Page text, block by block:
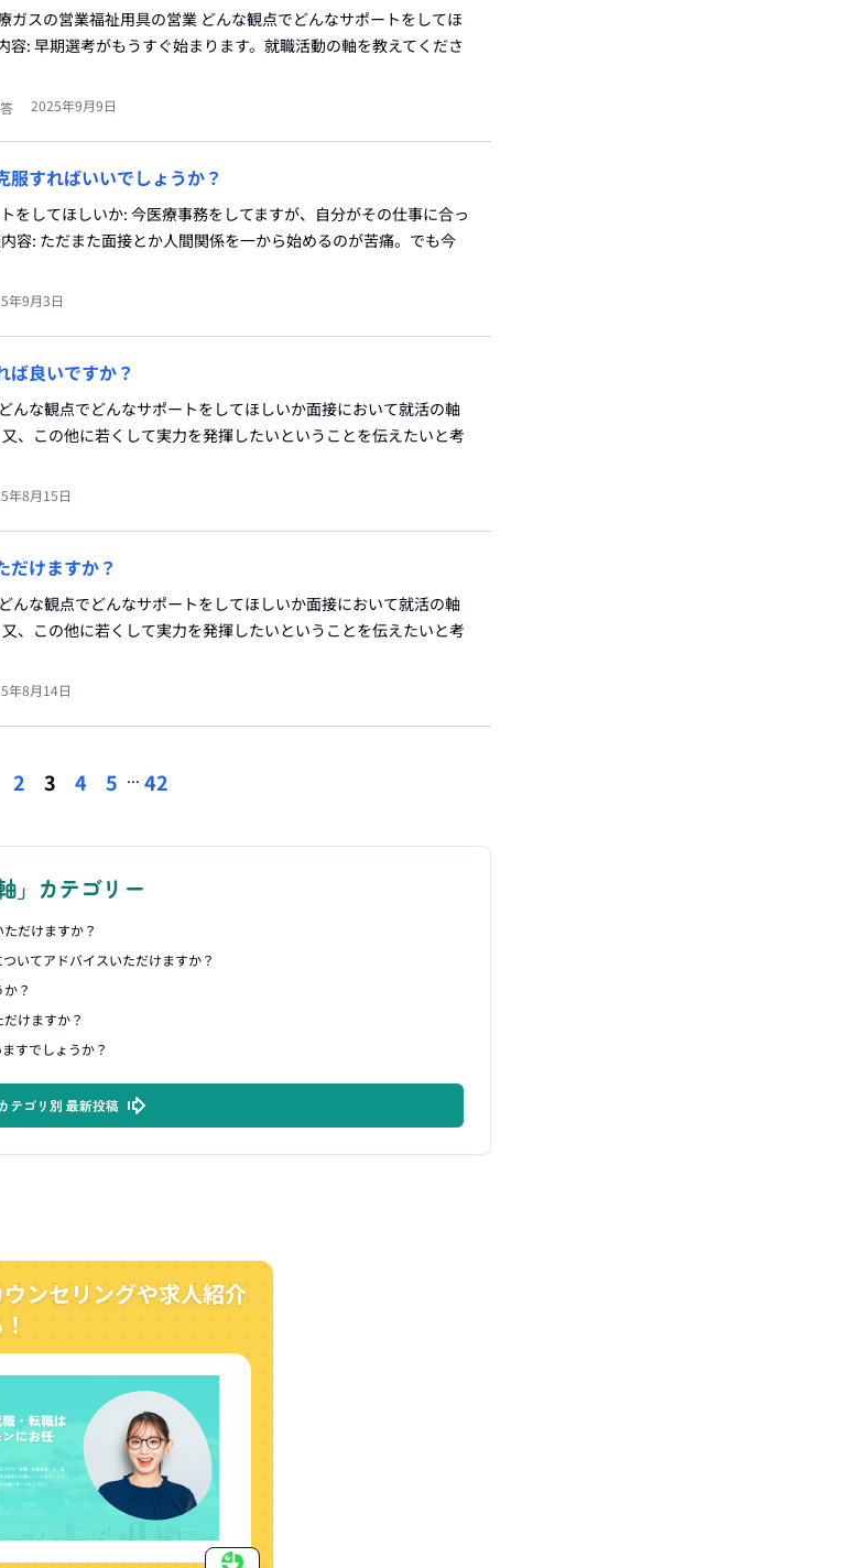
スの営業福祉用具の営業 どんな観点でどんなサポートをしてほ
容: 早期選考がもうすぐ始まります。就職活動の軸を教えてくださ
2025年9月9日
すればいいでしょうか？
をしてほしいか: 今医療事務をしてますが、自分がその仕事に合っ
容: ただまた面接とか人間関係を一から始めるのが苦痛。でも今
年9月3日
ば良いですか？
んな観点でどんなサポートをしてほしいか面接において就活の軸
、この他に若くして実力を発揮したいということを伝えたいと考
年8月15日
だけますか？
んな観点でどんなサポートをしてほしいか面接において就活の軸
、この他に若くして実力を発揮したいということを伝えたいと考
年8月14日
2 3 4 5 ... 42
」カテゴリー
だけますか？
いてアドバイスいただけますか？
？
けますか？
すでしょうか？
テゴリ別 最新投稿
ンセリングや求人紹介